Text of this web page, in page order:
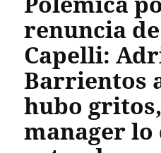
renuncia
Capelli:
Barrientos
hubo
manager lo